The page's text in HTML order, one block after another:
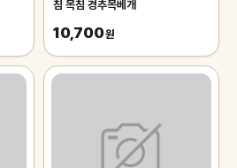
침 목침 경추목베개
10,700원